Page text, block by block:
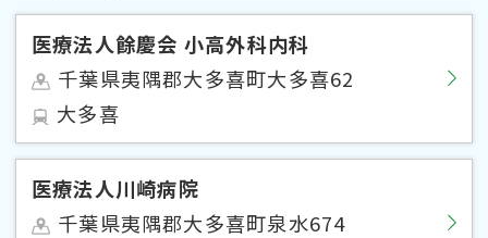
医療法人餘慶会 小高外科内科
千葉県夷隅郡大多喜町大多喜62
大多喜
医療法人川崎病院
千葉県夷隅郡大多喜町泉水674